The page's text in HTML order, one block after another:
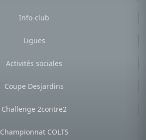
Info-club
Ligues
Activités sociales
Coupe Desjardins
Challenge 2contre2
Championnat COLTS